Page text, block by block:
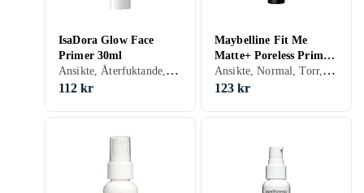
IsaDora Glow Face
Primer 30ml
Ansikte, Återfuktande, Solskydd
112 kr
Maybelline Fit Me
Matte+ Poreless Primer
30ml
Ansikte, Normal, Torr, Fet, Alla, Lyster, Solskydd, Matt, Porminimering
123 kr